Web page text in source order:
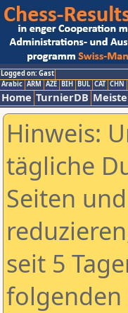
Logged on: Gast
Arabic ARM AZE BIH BUL CAT CHN
Home TurnierDB
Hinweis:
tägliche
Seiten
seit 5
folgenden